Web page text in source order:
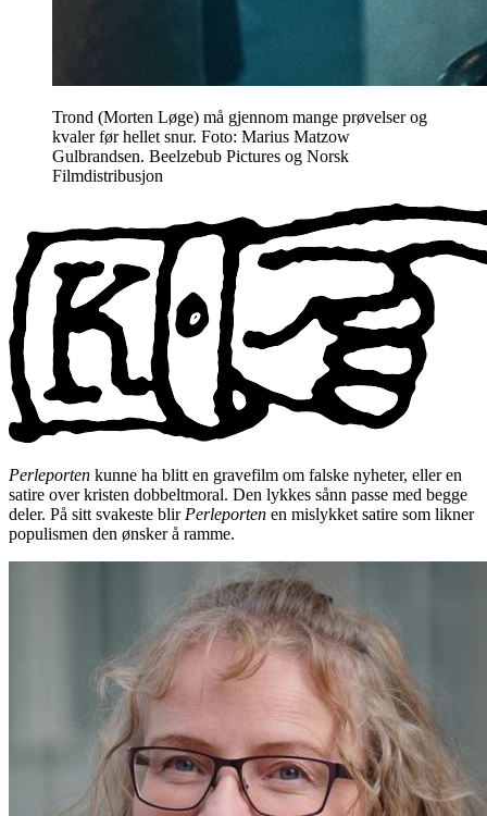
Trond (Morten Løge) må gjennom mange prøvelser og
kvaler før hellet snur. Foto: Marius Matzow
Gulbrandsen. Beelzebub Pictures og Norsk
Filmdistribusjon
Perleporten kunne ha blitt en gravefilm om falske nyheter, eller en
satire over kristen dobbeltmoral. Den lykkes sånn passe med begge
deler. På sitt svakeste blirPerleporten en mislykket satire som likner
populismen den ønsker å ramme.